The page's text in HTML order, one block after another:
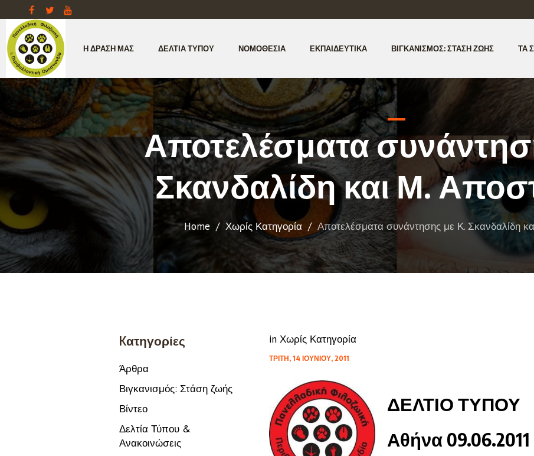
Η ΔΡΆΣΗ ΜΑΣ ΔΕΛΤΊΑ ΤΎΠΟΥ ΝΟΜΟΘΕΣΊΑ ΕΚΠΑΙΔΕΥΤΙΚΆ ΒΙΓΚΑΝΙΣΜΌΣ: ΣΤΆΣΗ ΖΩΉΣ ΤΑ
Αποτελέσματα
Σκανδαλίδη και Μ.
Home / Χωρίς Κατηγορία / Αποτελέσματα συνάντησης με Κ. Σκανδαλίδη
in Χωρίς Κατηγορία
ΤΡΊΤΗ, 14 ΙΟΥΝΊΟΥ, 2011
ΔΕΛΤΙΟ ΤΥΠΟΥ
Αθήνα 09.06.2011
Kατηγορίες
Άρθρα
Βιγκανισμός: Στάση ζωής
Βίντεο
Δελτία Τύπου &
Ανακοινώσεις